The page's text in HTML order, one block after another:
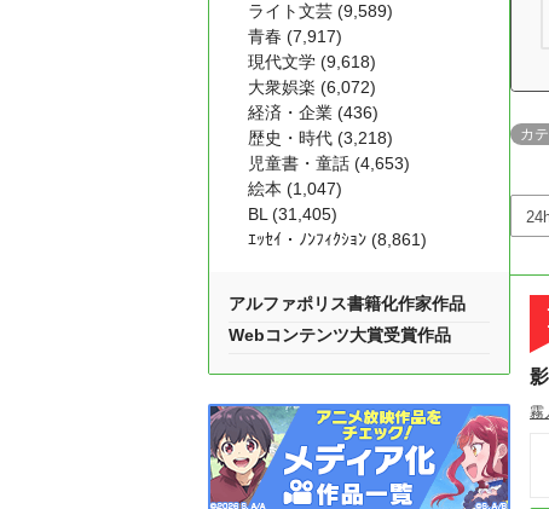
カ
霧
ライト文芸 (9,589)
青春 (7,917)
現代文学 (9,618)
大衆娯楽 (6,072)
経済・企業 (436)
歴史・時代 (3,218)
児童書・童話 (4,653)
絵本 (1,047)
BL (31,405)
ｴｯｾｲ・ﾉﾝﾌｨｸｼｮﾝ (8,861)
アルファポリス書籍化作家作品
Webコンテンツ大賞受賞作品